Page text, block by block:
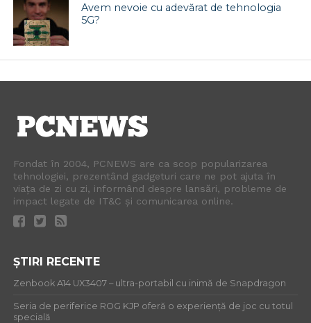
Avem nevoie cu adevărat de tehnologia
5G?
Fondat în 2004, PCNEWS are ca scop popularizarea
tehnologiei, prezentând gadgeturi care ne pot ajuta în
viața de zi cu zi, informând despre lansări, probleme de
impact legate de IT&C și comunicarea online.
ȘTIRI RECENTE
Zenbook A14 UX3407 – ultra-portabil cu inimă de Snapdragon
Seria de periferice ROG KJP oferă o experiență de joc cu totul
specială